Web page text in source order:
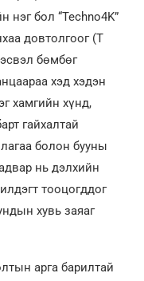
нэг бол “Techno4K”
довтолгоог (T
бөмбөг
хэд хэдэн
хамгийн хүнд,
гайхалтай
болон бууны
нь дэлхийн
тооцогддог
хувь заяаг
арга барилтай